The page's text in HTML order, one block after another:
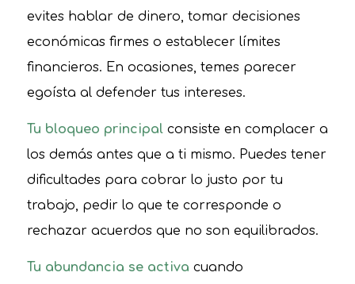
evites hablar de dinero, tomar decisiones
económicas firmes o establecer límites
financieros. En ocasiones, temes parecer
egoísta al defender tus intereses.
Tu bloqueo principalconsiste en complacer a
los demás antes que a ti mismo. Puedes tener
dificultades para cobrar lo justo por tu
trabajo, pedir lo que te corresponde o
rechazar acuerdos que no son equilibrados.
Tu abundancia se activa cuando